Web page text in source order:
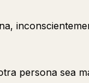
persona sea